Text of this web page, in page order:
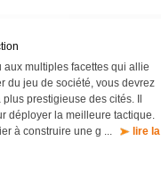
multiples facettes qui allie
du jeu de société, vous devrez
prestigieuse des cités. Il
déployer la meilleure tactique.
à construire une g ...
lire la